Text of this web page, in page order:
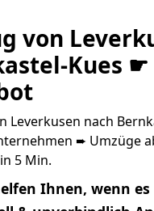
von
Kues ☛
Leverkusen nach
➨ Umzüge
5 Min.
Ihnen, wenn